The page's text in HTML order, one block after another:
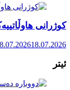
کوژرانی
18.07.2026
ئیتر